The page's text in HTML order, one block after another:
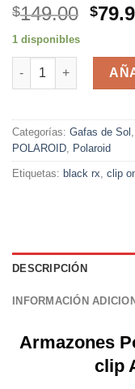
$149.00 El
era:
$
1 disponibles
Polaroid PDL 6136/
Categorías: Gafas de Sol
POLAROID Polaroid
Etiquetas: black rx clip
DESCRIPCIÓN
INFORMACIÓN
Armazones
clip